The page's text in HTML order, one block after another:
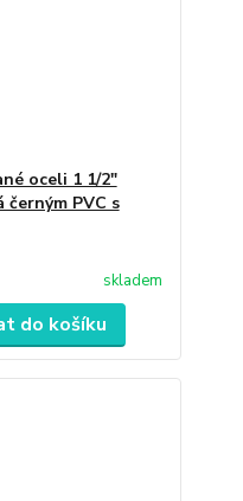
oceli 1 1/2"
černým PVC s
skladem
do košíku